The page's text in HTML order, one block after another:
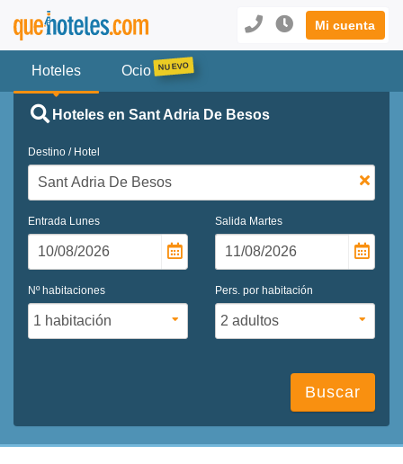
Mi cuenta
Hoteles Ocio
Hoteles en Sant Adria De Besos
Destino / Hotel
Entrada Lunes Salida Martes
Nº habitaciones Pers. por habitación
Buscar